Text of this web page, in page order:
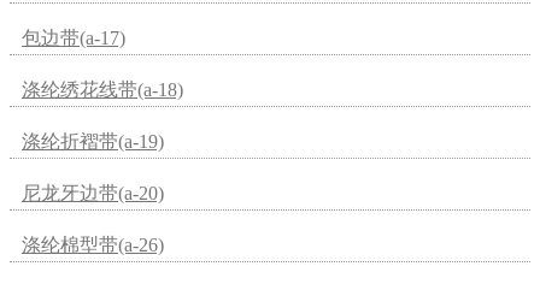
包边带(a-17)
涤纶绣花线带(a-18)
涤纶折褶带(a-19)
尼龙牙边带(a-20)
涤纶棉型带(a-26)